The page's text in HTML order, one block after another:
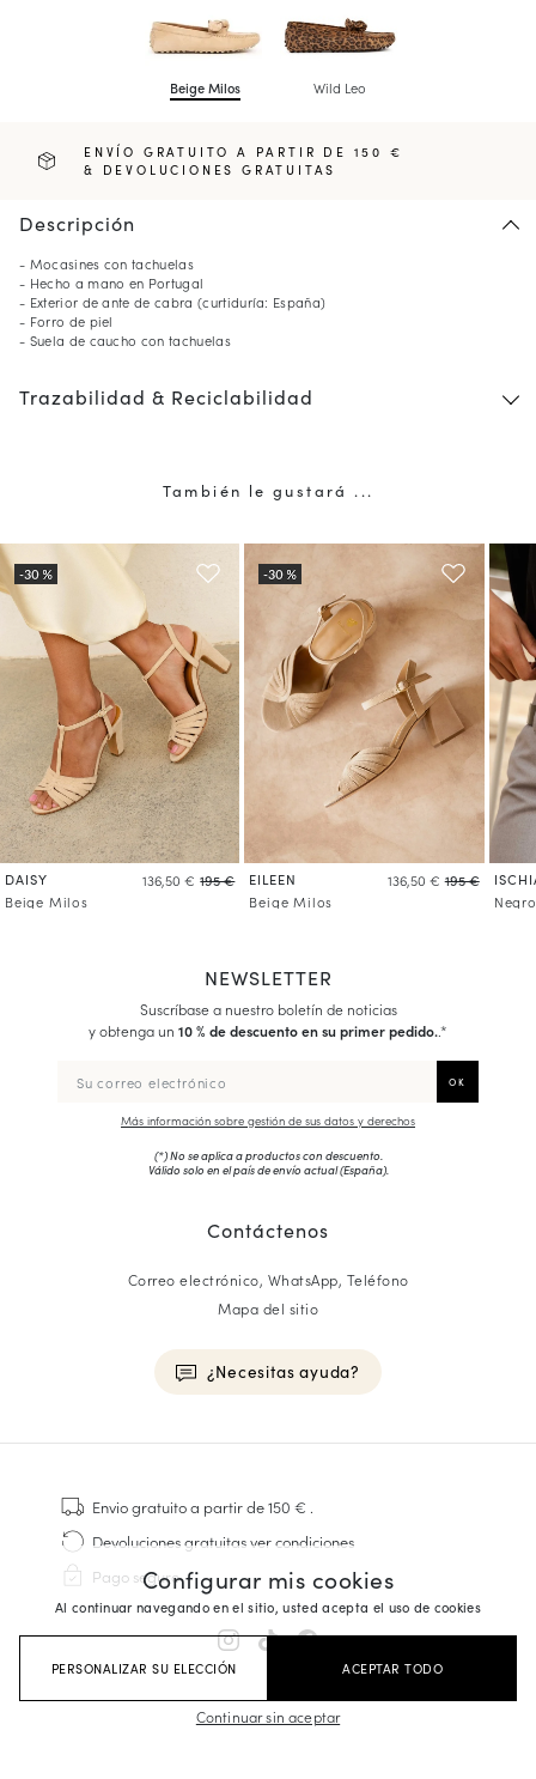
Beige Milos Wild Leo
ENVÍO GRATUITO A PARTIR DE 150 €
& DEVOLUCIONES GRATUITAS
Descripción
- Mocasines con tachuelas
- Hecho a mano en Portugal
- Exterior de ante de cabra (curtiduría: España)
- Forro de piel
- Suela de caucho con tachuelas
Trazabilidad & Reciclabilidad
También le gustará ...
DAISY 136,50 € 195 €
Beige Milos
EILEEN 136,50 € 195 €
Beige Milos
Configurar mis cookies
Al continuar navegando en el sitio, usted acepta el uso de cookies
PERSONALIZAR SU ELECCIÓN ACEPTAR TODO
Continuar sin aceptar
NEWSLETTER
Suscríbase a nuestro boletín de noticias
y obtenga un 10 % de descuento en su primer pedido..*
Más información sobre gestión de sus datos y derechos
(*) No se aplica a productos con descuento.
Válido solo en el país de envío actual (España).
Contáctenos
Correo electrónico, WhatsApp, Teléfono
Mapa del sitio
¿Necesitas ayuda?
Zapatillas
Cosido Goodyear
Derbies y Richelieu
Zapatos Richelieu Hombre
Mocasines
Sandalias y Alpargatas
Maletines Business
Zapatillas Blancas Hombre
Envio gratuitoa partir de 150 € .
Devoluciones gratuitasver condiciones
Pago seguro